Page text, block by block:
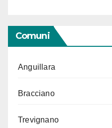
Comuni
Anguillara
Bracciano
Trevignano